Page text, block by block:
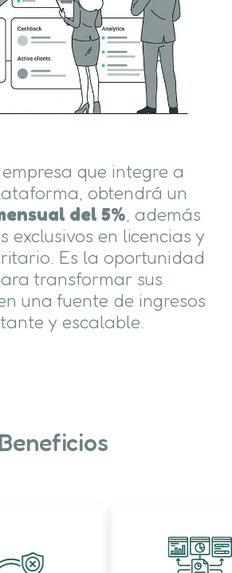
que integre a
obtendrá un
del 5% , además
exclusivos en licencias y
Es la oportunidad
transformar sus
una fuente de ingresos
y escalable.
Beneficios